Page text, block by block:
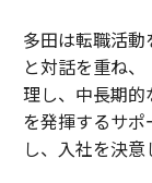
多田は転職活
と対話を重ね
理し、中長期
を発揮するサ
し、入社を決意